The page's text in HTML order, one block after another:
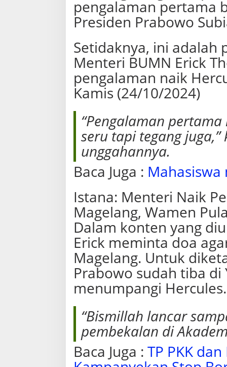
c
u
l
pengalaman pertama
Presiden Prabowo
Setidaknya, ini adalah
Menteri BUMN Erick
pengalaman naik
Kamis (24/10/2024)
“Pengalaman
seru tapi tegang
unggahannya.
Baca Juga : Mahasiswa
Istana: Menteri Naik
Magelang, Wamen
Dalam konten yang
Erick meminta doa
Magelang. Untuk
Prabowo sudah tiba di
menumpangi Hercules.
“Bismillah lancar
pembekalan di
Baca Juga : TP PKK